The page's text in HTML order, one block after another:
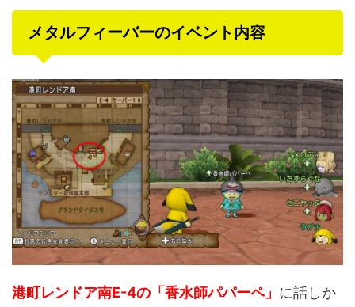
メタルフィーバーのイベント内容
港町レンドア南E-4の「香水師パパーペ」 に話しか